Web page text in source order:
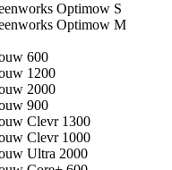
Optimow S
Optimow M
600
1200
2000
900
Clevr 1300
Clevr 1000
Ultra 2000